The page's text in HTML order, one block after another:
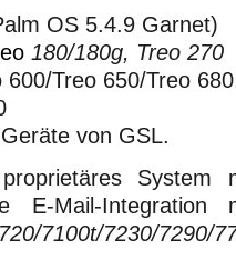
OS 5.4.9 Garnet)
180/180g, Treo 270
600/Treo 650/Treo
von GSL.
System
E-Mail-Integration
7100t/7230/7290/